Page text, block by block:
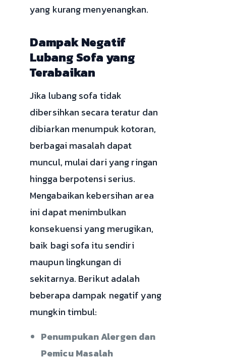
yang kurang menyenangkan.
Dampak Negatif
Lubang Sofa yang
Terabaikan
Jika lubang sofa tidak
dibersihkan secara teratur dan
dibiarkan menumpuk kotoran,
berbagai masalah dapat
muncul, mulai dari yang ringan
hingga berpotensi serius.
Mengabaikan kebersihan area
ini dapat menimbulkan
konsekuensi yang merugikan,
baik bagi sofa itu sendiri
maupun lingkungan di
sekitarnya. Berikut adalah
beberapa dampak negatif yang
mungkin timbul:
Penumpukan Alergen dan
Pemicu Masalah